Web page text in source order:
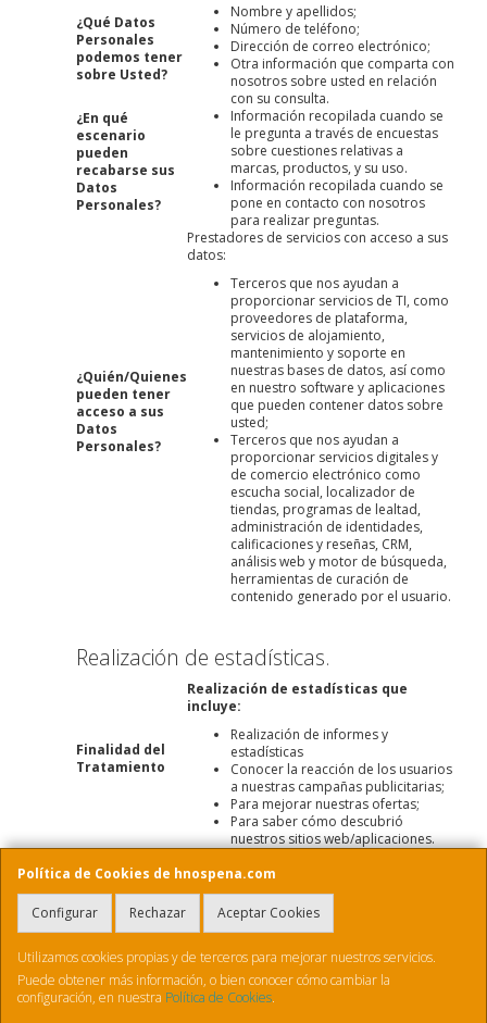
¿Qué Datos
Personales
podemos tener
sobre Usted?
Nombre y apellidos;
Número de teléfono;
Dirección de correo electrónico;
Otra información que comparta con
nosotros sobre usted en relación
con su consulta.
¿En qué
escenario
pueden
recabarse sus
Datos
Personales?
Información recopilada cuando se
le pregunta a través de encuestas
sobre cuestiones relativas a
marcas, productos, y su uso.
Información recopilada cuando se
pone en contacto con nosotros
para realizar preguntas.
¿Quién/Quienes
pueden tener
acceso a sus
Datos
Personales?
Prestadores de servicios con acceso a sus
datos:
Terceros que nos ayudan a
proporcionar servicios de TI, como
proveedores de plataforma,
servicios de alojamiento,
mantenimiento y soporte en
nuestras bases de datos, así como
en nuestro software y aplicaciones
que pueden contener datos sobre
usted;
Terceros que nos ayudan a
proporcionar servicios digitales y
de comercio electrónico como
escucha social, localizador de
tiendas, programas de lealtad,
administración de identidades,
calificaciones y reseñas, CRM,
análisis web y motor de búsqueda,
herramientas de curación de
contenido generado por el usuario.
Realización de estadísticas.
Finalidad del
Tratamiento
Realización de estadísticas que
incluye:
Realización de informes y
estadísticas
Conocer la reacción de los usuarios
a nuestras campañas publicitarias;
Para mejorar nuestras ofertas;
Para saber cómo descubrió
nuestros sitios web/aplicaciones.
Legal para
procesar sus
Datos
comprender mejor las necesidades y
expectativas de nuestros clientes y, por lo
tanto, mejorar nuestros servicios,
productos y marcas.
Nombre y apellidos;
Género;
Dirección de correo electrónico;
Dirección postal (entrega y
Política de Cookies de hnospena.com
Configurar Rechazar Aceptar Cookies
Utilizamos cookies propias y de terceros para mejorar nuestros servicios.
Puede obtener más información, o bien conocer cómo cambiar la
configuración, en nuestra Política de Cookies.